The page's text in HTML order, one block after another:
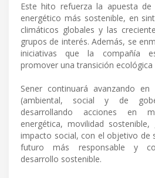
Este hito refuerza la apuesta
energético más sostenible, en
climáticos globales y las
grupos de interés. Además, se
iniciativas que la compañía
promover una transición ecológica
Sener continuará avanzando
(ambiental, social y de
desarrollando acciones en
energética, movilidad
impacto social, con el objetivo de
futuro más responsable y
desarrollo sostenible.